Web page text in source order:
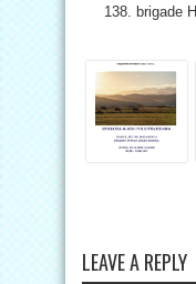
138. brigade
LEAVE A REPLY